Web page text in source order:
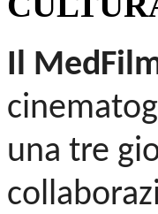
Il
una tre